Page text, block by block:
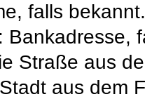
falls bekannt.
: Bankadresse,
Straße aus
aus dem